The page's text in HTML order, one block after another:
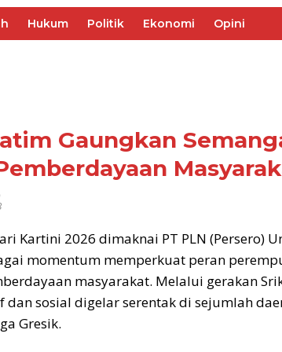
Hukum Politik Ekonomi Opini
Gaungkan
Kartini 2026 dimaknai PT PLN (Persero)
momentum memperkuat peran
masyarakat. Melalui gerakan
sosial digelar serentak di sejumlah
Gresik.